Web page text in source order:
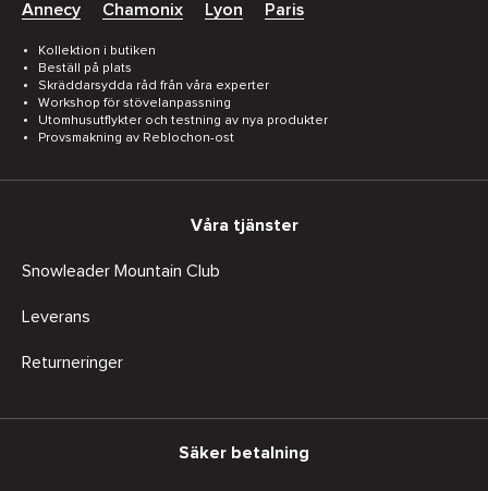
Annecy Chamonix Lyon Paris
Kollektion i butiken
Beställ på plats
Skräddarsydda råd från våra experter
Workshop för stövelanpassning
Utomhusutflykter och testning av nya produkter
Provsmakning av Reblochon-ost
Våra tjänster
Snowleader Mountain Club
Leverans
Returneringer
Säker betalning